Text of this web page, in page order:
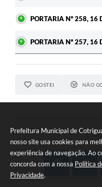
Prefeitura Municipal de
nosso site usa cookies para
experiência de navegação. Ao
concorda com a nossa Política
Privacidade.
PORTARIA Nº 258, 16
PORTARIA Nº 257, 16
GOSTEI NÃO